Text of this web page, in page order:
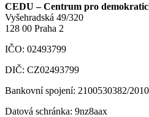
CEDU – Centrum pro
Vyšehradská 49/320
128 00 Praha 2
IČO: 02493799
DIČ: CZ02493799
Bankovní spojení: 2100530382/2010
Datová schránka: 9nz8aax